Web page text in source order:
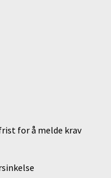
for å melde krav